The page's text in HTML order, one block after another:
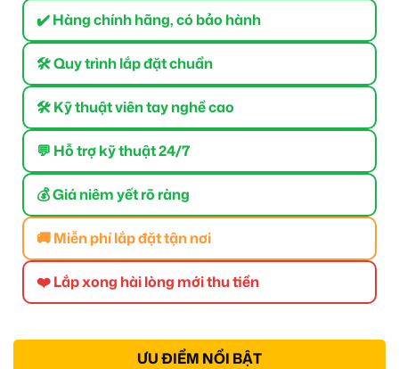
✔️ Hàng chính hãng, có bảo hành
🛠 Quy trình lắp đặt chuẩn
🛠 Kỹ thuật viên tay nghề cao
💬 Hỗ trợ kỹ thuật 24/7
💰 Giá niêm yết rõ ràng
🚚 Miễn phí lắp đặt tận nơi
❤️ Lắp xong hài lòng mới thu tiền
ƯU ĐIỂM NỔI BẬT